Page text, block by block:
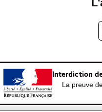
Interdiction
La preuve